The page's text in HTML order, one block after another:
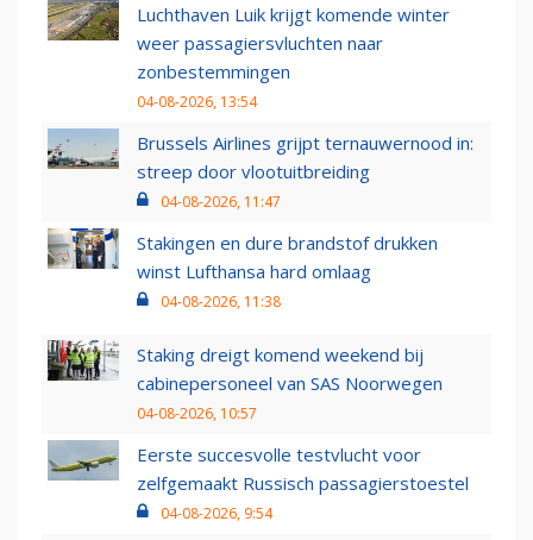
Luchthaven Luik krijgt komende winter
weer passagiersvluchten naar
zonbestemmingen
04-08-2026, 13:54
Brussels Airlines grijpt ternauwernood in:
streep door vlootuitbreiding
04-08-2026, 11:47
Stakingen en dure brandstof drukken
winst Lufthansa hard omlaag
04-08-2026, 11:38
Staking dreigt komend weekend bij
cabinepersoneel van SAS Noorwegen
04-08-2026, 10:57
Eerste succesvolle testvlucht voor
zelfgemaakt Russisch passagierstoestel
04-08-2026, 9:54